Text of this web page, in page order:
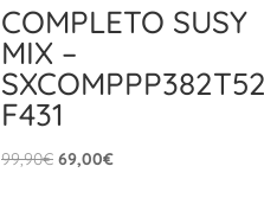
COMPLETO SUSY
MIX –
SXCOMPPP382T52
F431
99,90€ Il
69,00€Il